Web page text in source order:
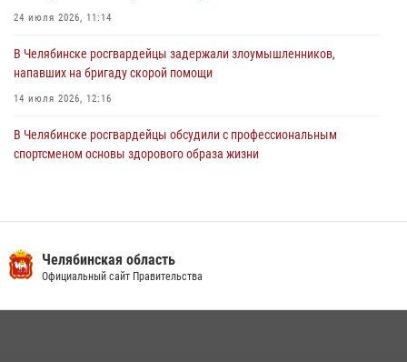
24 июля 2026, 11:14
В Челябинске росгвардейцы задержали злоумышленников,
напавших на бригаду скорой помощи
14 июля 2026, 12:16
В Челябинске росгвардейцы обсудили с профессиональным
спортсменом основы здорового образа жизни
23 июля 2026, 09:28 2
Челябинская область
Официальный сайт Правительства